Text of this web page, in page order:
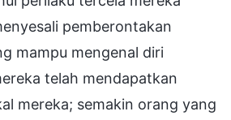
pemberontakan
mampu mengenal diri
telah mendapatkan
mereka; semakin orang yang